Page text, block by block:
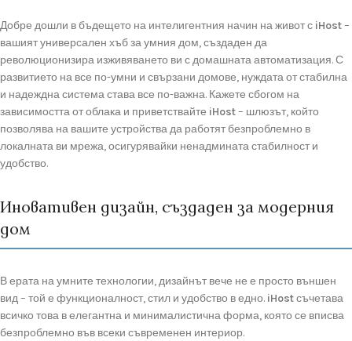
Добре дошли в бъдещето на интелигентния начин наживотс iHost–
вашиятуниверсален хъбзаумния дом,създаден да
революционизира изживяването ви сдомашнатаавтоматизация.С
развитието на все по-умни и свързани домове, нуждатаотстабилна
и надежднасистемастава все по-важна. Кажете сбогом на
зависимосттаотоблака и приветствайте iHost– шлюзът, който
позволява на вашите устройствада работят безпроблемно в
локалната ви мрежа,осигурявайки ненадминатастабилност и
удобство.
Иновативен дизайн, създаден за модерния
дом
Верата наумните технологии,дизайнът вече не е просто външен
вид – той е функционалност,стил и удобство ведно. iHostсъчетава
всичко това велегантна и минималистичнаформа, която се вписва
безпроблемно във всеки съвременен интериор.